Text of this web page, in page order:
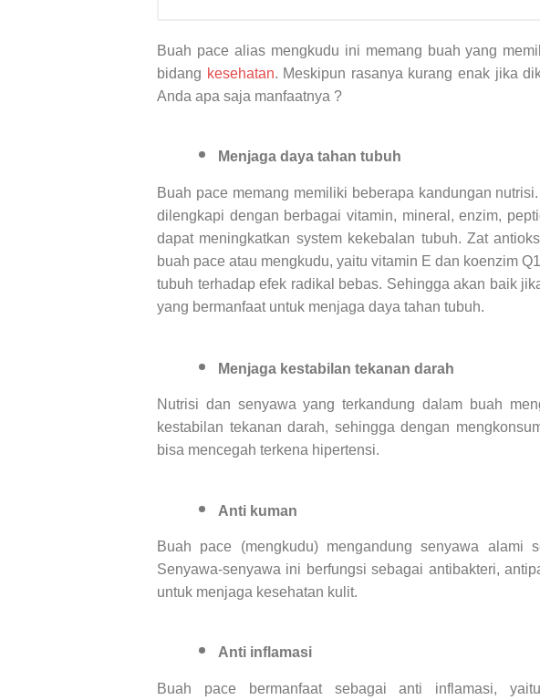
Buah pace alias mengkudu ini memang buah yang
bidang kesehatan. Meskipun rasanya kurang enak jika
Anda apa saja manfaatnya ?
Menjaga daya tahan tubuh
Buah pace memang memiliki beberapa kandungan
dilengkapi dengan berbagai vitamin, mineral, enzim,
dapat meningkatkan system kekebalan tubuh. Zat
buah pace atau mengkudu, yaitu vitamin E dan koenzim
tubuh terhadap efek radikal bebas. Sehingga akan baik
yang bermanfaat untuk menjaga daya tahan tubuh.
Menjaga kestabilan tekanan darah
Nutrisi dan senyawa yang terkandung dalam buah
kestabilan tekanan darah, sehingga dengan
bisa mencegah terkena hipertensi.
Anti kuman
Buah pace (mengkudu) mengandung senyawa alami
Senyawa-senyawa ini berfungsi sebagai antibakteri,
untuk menjaga kesehatan kulit.
Anti inflamasi
Buah pace bermanfaat sebagai anti inflamasi,